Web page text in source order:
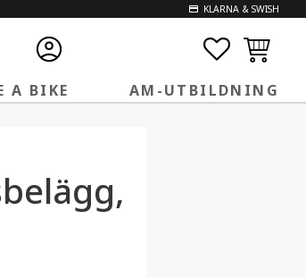
KLARNA & SWISH
A BIKE AM-UTBILDNING